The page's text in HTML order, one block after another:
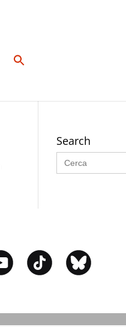
Search
Buscar: